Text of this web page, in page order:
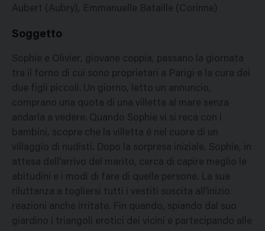
Aubert (Aubry), Emmanuelle Bataille (Corinne)
Soggetto
Sophie e Olivier, giovane coppia, passano la giornata
tra il forno di cui sono proprietari a Parigi e la cura dei
due figli piccoli. Un giorno, letto un annuncio,
comprano una quota di una villetta al mare senza
andarla a vedere. Quando Sophie vi si reca con i
bambini, scopre che la villetta é nel cuore di un
villaggio di nudisti. Dopo la sorpresa iniziale, Sophie, in
attesa dell'arrivo del marito, cerca di capire meglio le
abitudini e i modi di fare di quelle persone. La sua
riluttanza a togliersi tutti i vestiti suscita all'inizio
reazioni anche irritate. Fin quando, spiando dal suo
giardino i triangoli erotici dei vicini e partecipando alle